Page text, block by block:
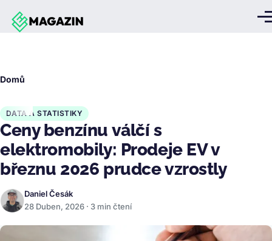
Přejít k hlavnímu obsahu
Domů
DATA A STATISTIKY
Ceny benzínu válčí s
elektromobily: Prodeje EV v
březnu 2026 prudce vzrostly
Daniel Česák
28 Duben, 2026 · 3 min čtení